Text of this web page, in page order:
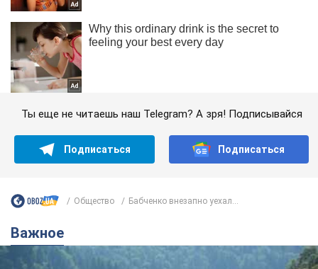
Ты еще не читаешь наш Telegram? А зря! Подписывайся
Подписаться Подписаться
Общество Бабченко внезапно уехал...
Важное